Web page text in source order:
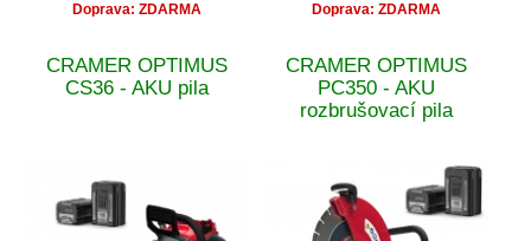
Doprava: ZDARMA
Doprava: ZDARMA
CRAMER OPTIMUS
CS36 - AKU pila
CRAMER OPTIMUS
PC350 - AKU
rozbrušovací pila